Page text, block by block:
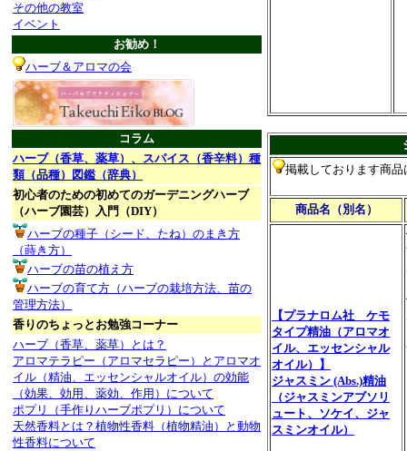
掲載しております商
商品名（別名）
【プラナロム社 ケモ
タイプ精油（アロマオ
イル、エッセンシャル
オイル）】
ジャスミン (Abs.)精油
（ジャスミンアブソリ
ュート、ソケイ、ジャ
スミンオイル）
その他の教室
イベント
お勧め！
ハーブ＆アロマの会
コラム
ハーブ（香草、薬草）、スパイス（香辛料）種
類（品種）図鑑（辞典）
初心者のための初めてのガーデニングハーブ
（ハーブ園芸）入門（DIY）
ハーブの種子（シード、たね）のまき方
（蒔き方）
ハーブの苗の植え方
ハーブの育て方（ハーブの栽培方法、苗の
管理方法）
香りのちょっとお勉強コーナー
ハーブ（香草、薬草）とは？
アロマテラピー（アロマセラピー）とアロマオ
イル（精油、エッセンシャルオイル）の効能
（効果、効用、薬効、作用）について
ポプリ（手作りハーブポプリ）について
天然香料とは？植物性香料（植物精油）と動物
性香料について